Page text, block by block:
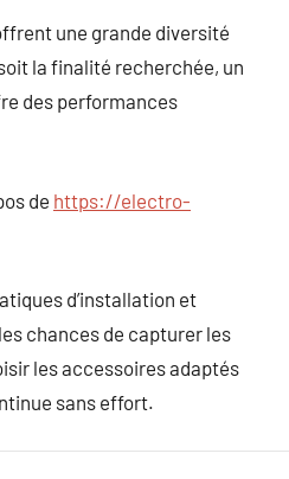
une grande diversité
la finalité recherchée, un
des performances
de https://electro-
d’installation et
chances de capturer les
les accessoires adaptés
sans effort.